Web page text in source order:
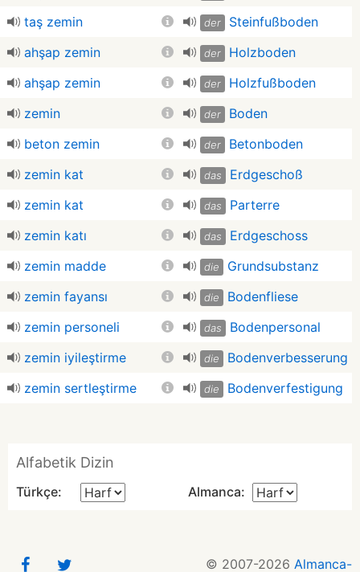
taş zemin
der
Steinfußboden
ahşap zemin
der
Holzboden
ahşap zemin
der
Holzfußboden
zemin
der
Boden
beton zemin
der
Betonboden
zemin kat
das
Erdgeschoß
zemin kat
das
Parterre
zemin katı
das
Erdgeschoss
zemin madde
die
Grundsubstanz
zemin fayansı
die
Bodenfliese
zemin personeli
das
Bodenpersonal
zemin iyileştirme
die
Bodenverbesserung
zemin sertleştirme
die Bodenverfestigung
Alfabetik Dizin
Türkçe: Almanca:
© 2007-2026 Almanca-